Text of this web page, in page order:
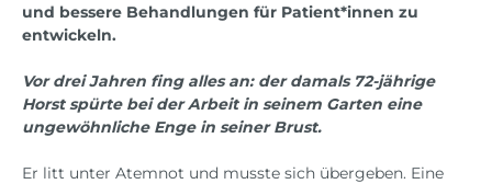
und bessere Behandlungen für Patient*innen zu
entwickeln.
Vor drei Jahren fing alles an: der damals 72-jährige
Horst spürte bei der Arbeit in seinem Garten eine
ungewöhnliche Enge in seiner Brust.
Er litt unter Atemnot und musste sich übergeben. Eine